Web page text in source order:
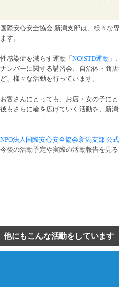
国際安心安全協会 新潟支部は、様々な
ます。
性感染症を減らす運動「 NO!STD運動 」
ナンバーに関する講習会、自治体・商
ど、様々な活動を行っています。
お客さんにとっても、お店・女の子に
後もさらに輪を広げていく活動を、新
NPO法人国際安心安全協会新潟支部 公
今後の活動予定や実際の活動報告を見る
他にもこんな活動をしています